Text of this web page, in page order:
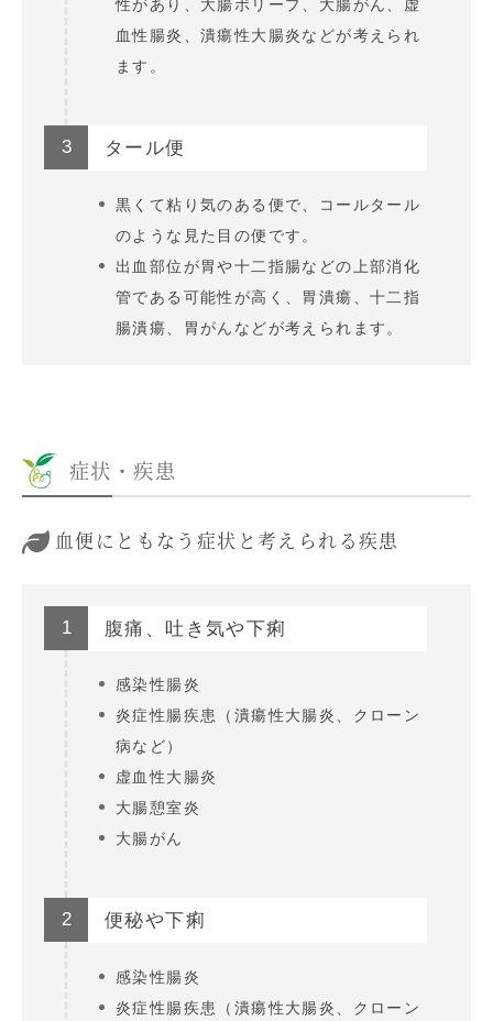
性があり、大腸ポリープ、大腸がん、虚
血性腸炎、潰瘍性大腸炎などが考えられ
ます。
3 タール便
黒くて粘り気のある便で、コールタール
のような見た目の便です。
出血部位が胃や十二指腸などの上部消化
管である可能性が高く、胃潰瘍、十二指
腸潰瘍、胃がんなどが考えられます。
症状・疾患
血便にともなう症状と考えられる疾患
1 腹痛、吐き気や下痢
感染性腸炎
炎症性腸疾患（潰瘍性大腸炎、クローン
病など）
虚血性大腸炎
大腸憩室炎
大腸がん
2 便秘や下痢
感染性腸炎
炎症性腸疾患（潰瘍性大腸炎、クローン